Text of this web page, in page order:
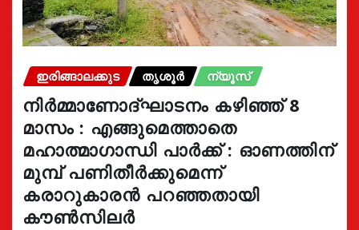
ഇരിങ്ങാലക്കുട തൃശൂർ ന്യൂസ്
നിർമ്മാണോദ്ഘാടനം കഴിഞ്ഞ് 8
മാസം : എങ്ങുമെത്താതെ
മഹാത്മാഗാന്ധി പാർക്ക് : ഓണത്തിന്
മുമ്പ് പണിതീർക്കുമെന്ന്
കരാറുകാരൻ പറഞ്ഞതായി
കൗൺസിലർ